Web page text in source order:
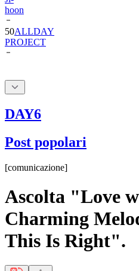
50ALLDAY
PROJECT
DAY6
Post popolari
[comunicazione]
Ascolta "Love
Charming
This Is Right".